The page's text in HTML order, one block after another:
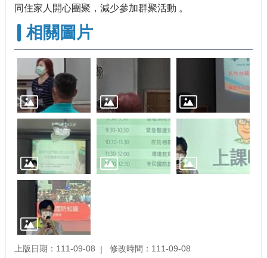
同住家人開心團聚，減少參加群聚活動 。
相關圖片
上版日期：111-09-08 修改時間：111-09-08